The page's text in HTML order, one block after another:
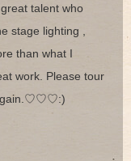
talent who
stage lighting ,
than what I
work. Please tour
again.♡♡♡:)